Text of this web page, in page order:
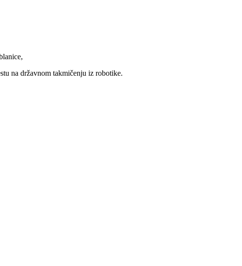
na državnom takmičenju iz robotike.